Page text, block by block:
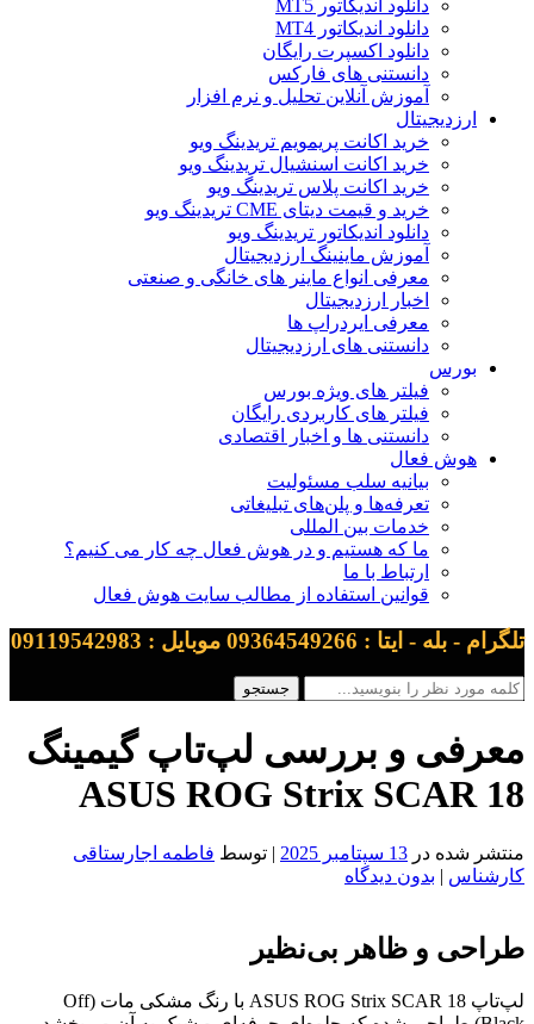
دانلود اندیکاتور MT5
دانلود اندیکاتور MT4
دانلود اکسپرت رایگان
دانستنی های فارکس
آموزش آنلاین تحلیل و نرم افزار
ارزدیجیتال
خرید اکانت پریمویم تریدینگ ویو
خرید اکانت اسنشیال تریدینگ ویو
خرید اکانت پلاس تریدینگ ویو
خرید و قیمت دیتای CME تریدینگ ویو
دانلود اندیکاتور تریدینگ ویو
آموزش ماینینگ ارزدیجیتال
معرفی انواع ماینر های خانگی و صنعتی
اخبار ارزدیجیتال
معرفی ایردراپ ها
دانستنی های ارزدیجیتال
بورس
فیلتر های ویژه بورس
فیلتر های کاربردی رایگان
دانستنی ها و اخبار اقتصادی
هوش فعال
بیانیه سلب مسئولیت
تعرفه‌ها و پلن‌های تبلیغاتی
خدمات بین المللی
ما که هستیم و در هوش فعال چه کار می کنیم؟
ارتباط با ما
قوانین استفاده از مطالب سایت هوش فعال
تلگرام - بله - ایتا : 09364549266 موبایل : 09119542983
معرفی و بررسی لپ‌تاپ گیمینگ
ASUS ROG Strix SCAR 18
منتشر شده در 13 سپتامبر 2025 | توسط فاطمه اجارستاقی
کارشناس | بدون دیدگاه
طراحی و ظاهر بی‌نظیر
لپ‌تاپ ASUS ROG Strix SCAR 18 با رنگ مشکی مات (Off